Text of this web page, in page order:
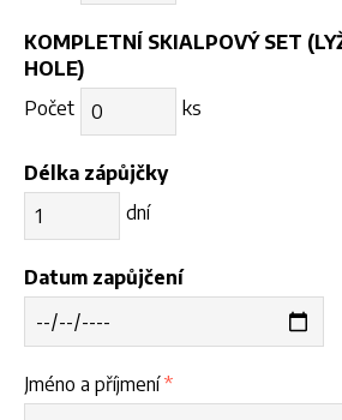
KOMPLETNÍ SKIALPOVÝ SET
HOLE)
Počet
ks
Délka zápůjčky
dní
Datum zapůjčení
Jméno a příjmení*